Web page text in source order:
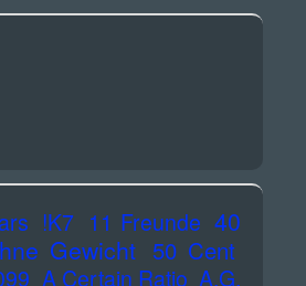
!K7 11 Freunde 40
Gewicht 50 Cent
A Certain Ratio A.G.